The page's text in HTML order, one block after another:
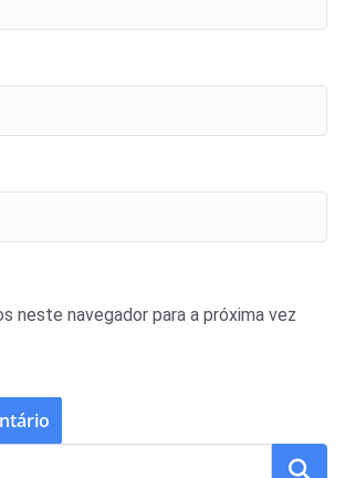
neste navegador para a próxima vez